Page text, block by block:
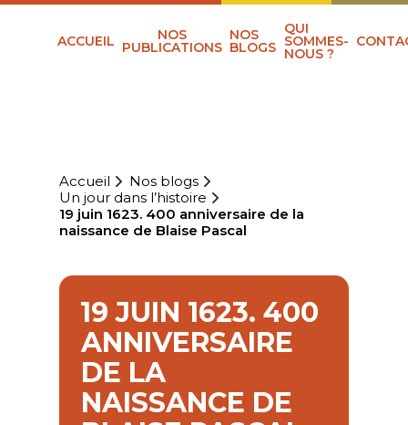
ACCUEIL NOS
PUBLICATIONS
NOS
BLOGS
QUI
SOMMES-
NOUS ?
Accueil
Nos blogs
Un jour dans l’histoire
19 juin 1623. 400 anniversaire de la
naissance de Blaise Pascal
19 JUIN 1623. 400
ANNIVERSAIRE
DE LA
NAISSANCE DE